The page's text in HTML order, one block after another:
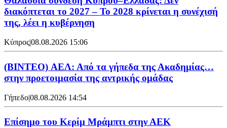
διακόπτεται το 2027 – Το 2028 κρίνεται η συνέχισή
της, λέει η κυβέρνηση
Κύπρος|08.08.2026 15:06
(BINTEO) ΑΕΛ: Από τα γήπεδα της Ακαδημίας…
στην προετοιμασία της αντρικής ομάδας
Γήπεδο|08.08.2026 14:54
Επίσημο του Κερίμ Μράμπτι στην ΑΕK